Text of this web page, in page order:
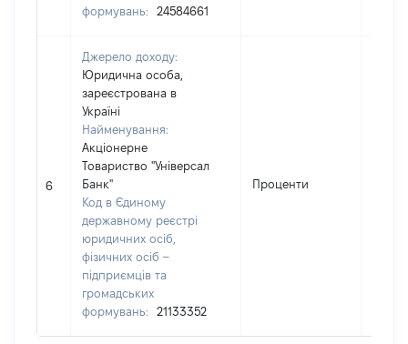
формувань:
24584661
6
Джерело доходу:
Юридична особа,
зареєстрована в
Україні
Найменування:
Акціонерне
Товариство "Універсал
Банк"
Код в Єдиному
державному реєстрі
юридичних осіб,
фізичних осіб –
підприємців та
громадських
формувань:
21133352
Проценти